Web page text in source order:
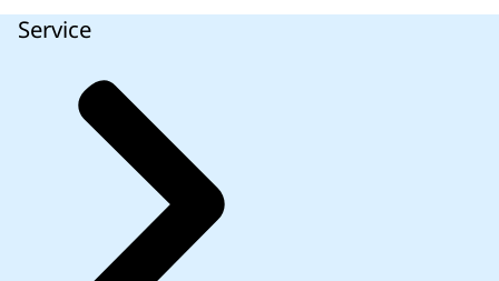
Service